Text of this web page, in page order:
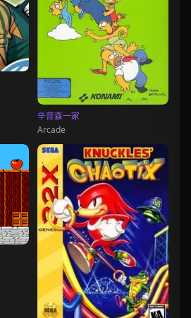
辛普森一家
Arcade